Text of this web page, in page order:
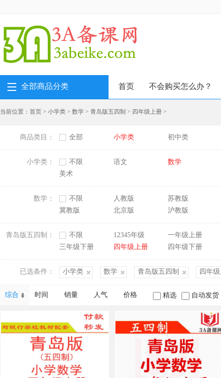
全部商品分类 首页 不会购买怎么办？
当前位置： 首页 > 小学类 > 数学 > 青岛版五四制 > 四年级上册 >
商品类目： 全部 小学类 初中类
小学类： 不限 语文
数学
美术
数学： 不限 人教版
苏教版
冀教版
北京版 沪教版
青岛版五四制： 不限 12345年级
一年级上册
三年级下册
四年级上册 四年级下册
已选条件： 小学类 数学 青岛版五四制 四年
综合 时间 销量 人气 价格 精选 自动发货